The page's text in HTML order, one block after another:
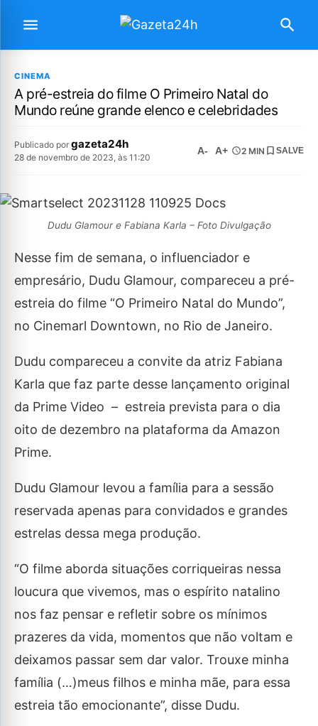
CINEMA
A pré-estreia do filme O Primeiro Natal do
Mundo reúne grande elenco e celebridades
Publicado por gazeta24h
28 de novembro de 2023, às 11:20
A- A+ 2 MIN SALVE
Dudu Glamour e Fabiana Karla – Foto Divulgação
Nesse fim de semana, o influenciador e
empresário, Dudu Glamour, compareceu a pré-
estreia do filme “O Primeiro Natal do Mundo”,
no Cinemarl Downtown, no Rio de Janeiro.
Dudu compareceu a convite da atriz Fabiana
Karla que faz parte desse lançamento original
da Prime Video – estreia prevista para o dia
oito de dezembro na plataforma da Amazon
Prime.
Dudu Glamour levou a família para a sessão
reservada apenas para convidados e grandes
estrelas dessa mega produção.
“O filme aborda situações corriqueiras nessa
loucura que vivemos, mas o espírito natalino
nos faz pensar e refletir sobre os mínimos
prazeres da vida, momentos que não voltam e
deixamos passar sem dar valor. Trouxe minha
família (…)meus filhos e minha mãe, para essa
estreia tão emocionante”, disse Dudu.